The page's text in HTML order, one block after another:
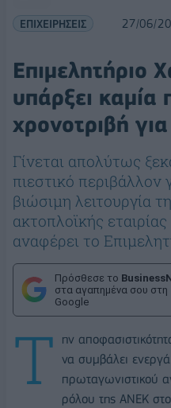
ΕΠΙΧΕΙΡΗΣΕΙΣ 27/06/
Επιμελητήριο
υπάρξει καμία
χρονοτριβή
Γίνεται απολύτως
πιεστικό περιβάλλον
βιώσιμη λειτουργία
ακτοπλοϊκής
αναφέρει το
Πρόσθεσε το
στα αγαπημένα σου στη
Google
Τ
ην
να συμβάλει
πρωταγωνιστικού
ρόλου της ΑΝΕΚ